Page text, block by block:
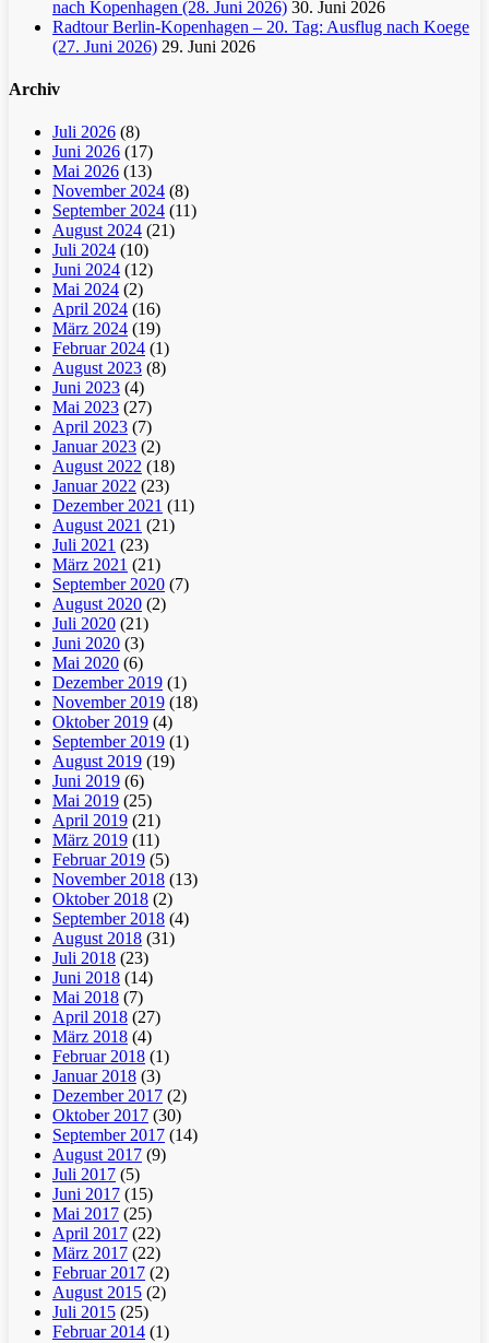
nach Kopenhagen (28. Juni 2026) 30. Juni 2026
Radtour Berlin-Kopenhagen – 20. Tag: Ausflug nach Koege
(27. Juni 2026) 29. Juni 2026
Archiv
Juli 2026 (8)
Juni 2026 (17)
Mai 2026 (13)
November 2024 (8)
September 2024 (11)
August 2024 (21)
Juli 2024 (10)
Juni 2024 (12)
Mai 2024 (2)
April 2024 (16)
März 2024 (19)
Februar 2024 (1)
August 2023 (8)
Juni 2023 (4)
Mai 2023 (27)
April 2023 (7)
Januar 2023 (2)
August 2022 (18)
Januar 2022 (23)
Dezember 2021 (11)
August 2021 (21)
Juli 2021 (23)
März 2021 (21)
September 2020 (7)
August 2020 (2)
Juli 2020 (21)
Juni 2020 (3)
Mai 2020 (6)
Dezember 2019 (1)
November 2019 (18)
Oktober 2019 (4)
September 2019 (1)
August 2019 (19)
Juni 2019 (6)
Mai 2019 (25)
April 2019 (21)
März 2019 (11)
Februar 2019 (5)
November 2018 (13)
Oktober 2018 (2)
September 2018 (4)
August 2018 (31)
Juli 2018 (23)
Juni 2018 (14)
Mai 2018 (7)
April 2018 (27)
März 2018 (4)
Februar 2018 (1)
Januar 2018 (3)
Dezember 2017 (2)
Oktober 2017 (30)
September 2017 (14)
August 2017 (9)
Juli 2017 (5)
Juni 2017 (15)
Mai 2017 (25)
April 2017 (22)
März 2017 (22)
Februar 2017 (2)
August 2015 (2)
Juli 2015 (25)
Februar 2014 (1)